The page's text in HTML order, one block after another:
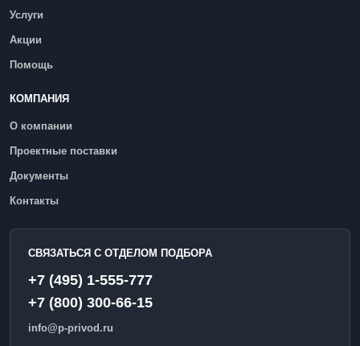
Услуги
Акции
Помощь
КОМПАНИЯ
О компании
Проектные поставки
Документы
Контакты
СВЯЗАТЬСЯ С ОТДЕЛОМ ПОДБОРА
+7 (495) 1-555-777
+7 (800) 300-66-15
info@p-privod.ru